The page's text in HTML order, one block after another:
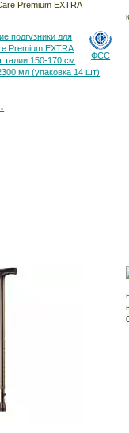
ФСС
подгузники для
Premium EXTRA
талии 150-170 см
мл (упаковка 14 шт)